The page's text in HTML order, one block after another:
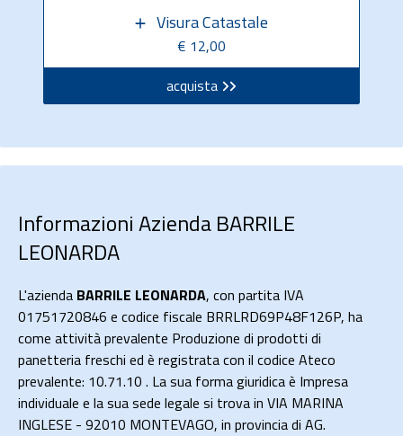
Visura Catastale
€ 12,00
acquista
Informazioni Azienda BARRILE
LEONARDA
L'azienda BARRILE LEONARDA, con partita IVA
01751720846 e codice fiscale BRRLRD69P48F126P, ha
come attività prevalente Produzione di prodotti di
panetteria freschi ed è registrata con il codice Ateco
prevalente: 10.71.10 . La sua forma giuridica è Impresa
individuale e la sua sede legale si trova in VIA MARINA
INGLESE - 92010 MONTEVAGO, in provincia di AG.